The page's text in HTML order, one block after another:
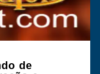
de